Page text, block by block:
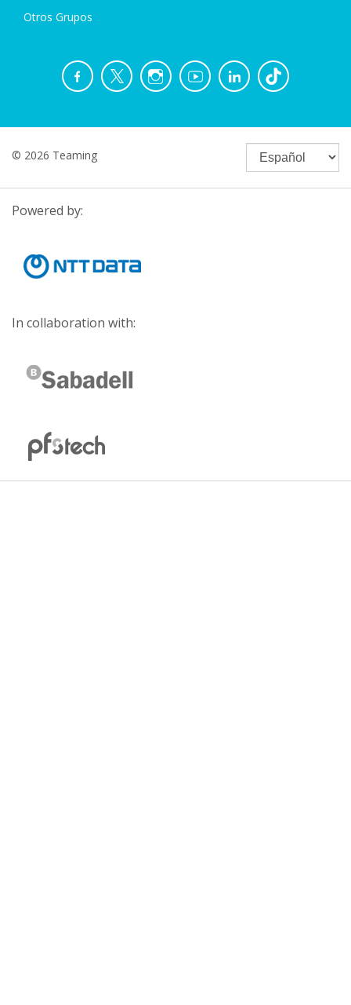
Otros Grupos
© 2026 Teaming
Powered by:
In collaboration with: